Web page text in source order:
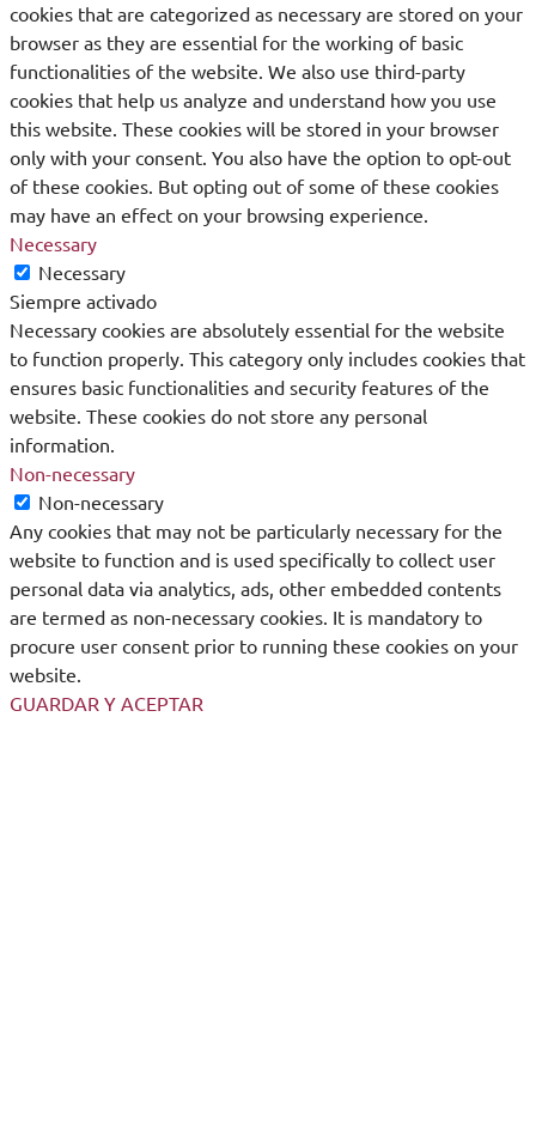
cookies that are categorized as necessary are stored on your
browser as they are essential for the working of basic
functionalities of the website. We also use third-party
cookies that help us analyze and understand how you use
this website. These cookies will be stored in your browser
only with your consent. You also have the option to opt-out
of these cookies. But opting out of some of these cookies
may have an effect on your browsing experience.
Necessary
Necessary
Siempre activado
Necessary cookies are absolutely essential for the website
to function properly. This category only includes cookies that
ensures basic functionalities and security features of the
website. These cookies do not store any personal
information.
Non-necessary
Non-necessary
Any cookies that may not be particularly necessary for the
website to function and is used specifically to collect user
personal data via analytics, ads, other embedded contents
are termed as non-necessary cookies. It is mandatory to
procure user consent prior to running these cookies on your
website.
GUARDAR Y ACEPTAR